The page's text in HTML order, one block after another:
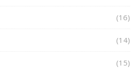
(16)
(14)
(15)